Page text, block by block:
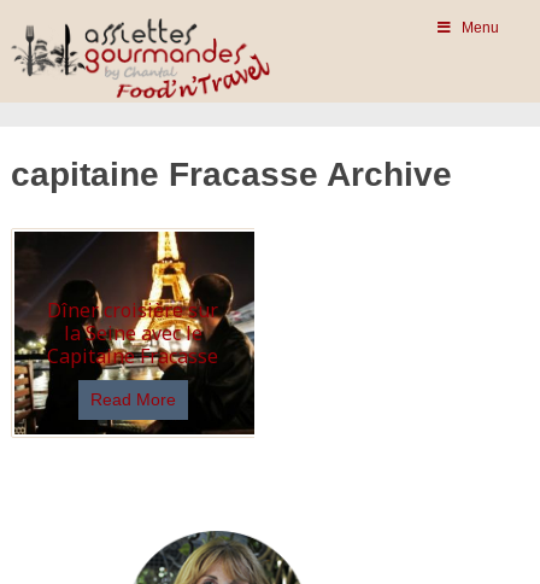
Menu
capitaine Fracasse Archive
Dîner croisière sur
la Seine avec le
Capitaine Fracasse
Read More